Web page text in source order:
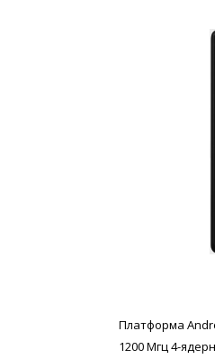
Платформа
1200 Мгц 4-